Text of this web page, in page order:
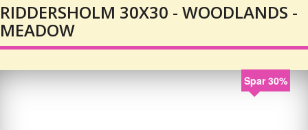
RIDDERSHOLM 30X30 - WOODLANDS -
MEADOW
Spar 30%